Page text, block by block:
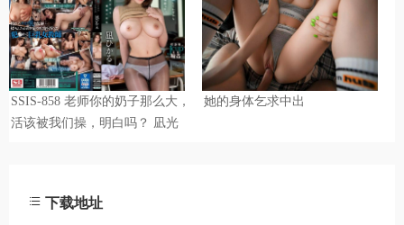
下载地址